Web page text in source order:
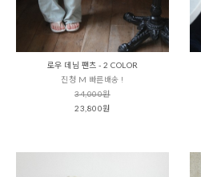
로우 데님 팬츠 - 2 COLOR
진청 M 빠른배송 !
34,000원
23,800원